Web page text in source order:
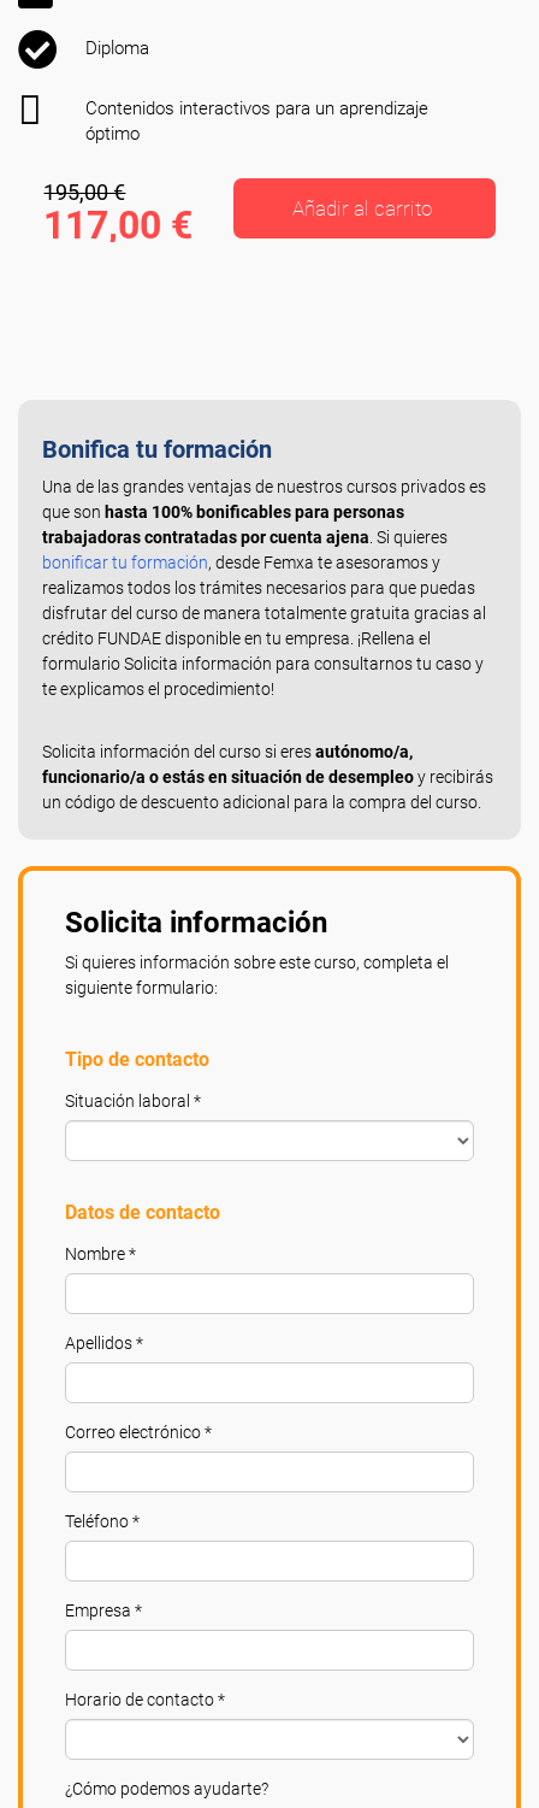
Diploma
Contenidos interactivos para un aprendizaje
óptimo
195,00 €
117,00 € Añadir al carrito
Bonifica tu formación
Una de las grandes ventajas de nuestros cursos privados es
que son hasta 100% bonificables para personas
trabajadoras contratadas por cuenta ajena . Si quieres
bonificar tu formación, desde Femxa te asesoramos y
realizamos todos los trámites necesarios para que puedas
disfrutar del curso de manera totalmente gratuita gracias al
crédito FUNDAE disponible en tu empresa. ¡Rellena el
formulario Solicita información para consultarnos tu caso y
te explicamos el procedimiento!
Solicita información del curso si eresautónomo/a,
funcionario/a o estás en situación de desempleoy recibirás
un código de descuento adicional para la compra del curso.
Solicita información
Si quieres información sobre este curso, completa el
siguiente formulario:
Tipo de contacto
Situación laboral *
Datos de contacto
Nombre *
Apellidos *
Correo electrónico *
Teléfono *
Empresa *
Horario de contacto *
¿Cómo podemos ayudarte?